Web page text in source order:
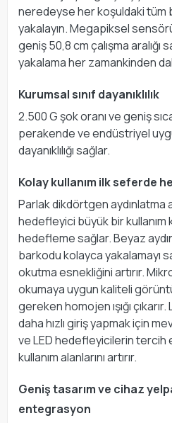
neredeyse her koşuldaki tüm
yakalayın. Megapiksel
geniş 50,8 cm çalışma aralığı
yakalama her zamankinden
Kurumsal sınıf dayanıklılık
2.500 G şok oranı ve geniş
perakende ve endüstriyel
dayanıklılığı sağlar.
Kolay kullanım ilk seferde
Parlak dikdörtgen aydınlatma
hedefleyici büyük bir kullanım
hedefleme sağlar. Beyaz
barkodu kolayca yakalamayı
okutma esnekliğini artırır.
okumaya uygun kaliteli
gereken homojen ışığı
daha hızlı giriş yapmak için
ve LED hedefleyicilerin tercih
kullanım alanlarını artırır.
Geniş tasarım ve cihaz
entegrasyon